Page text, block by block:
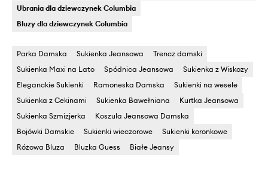
Ubrania dla dziewczynek Columbia
Bluzy dla dziewczynek Columbia
Parka Damska Sukienka Jeansowa
Trencz damski
Sukienka Maxi na Lato
Spódnica Jeansowa
Sukienka z Wiskozy
Eleganckie Sukienki
Ramoneska Damska
Sukienki na wesele
Sukienka z Cekinami
Sukienka Bawełniana
Kurtka Jeansowa
Sukienka Szmizjerka
Koszula Jeansowa Damska
Bojówki Damskie
Sukienki wieczorowe
Sukienki koronkowe
Różowa Bluza
Bluzka Guess Białe Jeansy